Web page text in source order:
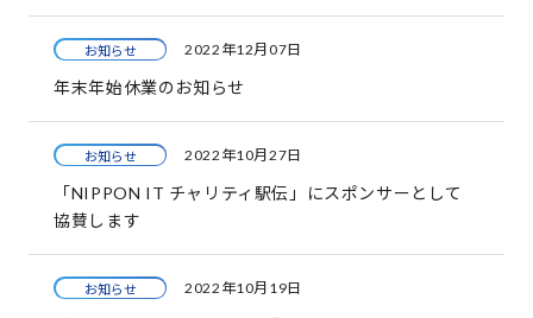
お知らせ 2022年12月07日
年末年始休業のお知らせ
お知らせ 2022年10月27日
「NIPPON IT チャリティ駅伝」にスポンサーとして
協賛します
お知らせ 2022年10月19日